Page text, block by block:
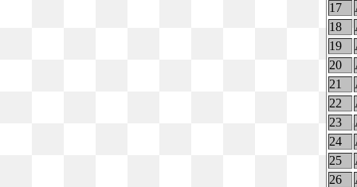
17
18
19
20
21
22
23
24
25
26